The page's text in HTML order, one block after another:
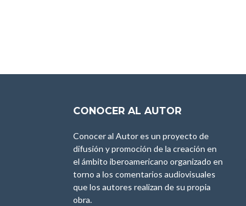
CONOCER AL AUTOR
Conocer al Autor es un proyecto de
difusión y promoción de la creación en
el ámbito iberoamericano organizado en
torno a los comentarios audiovisuales
que los autores realizan de su propia
obra.